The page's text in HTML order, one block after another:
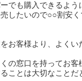
でも購入できるよう
売したいので○○割安く
お客様より、よくい
の窓口を持ってお客
ことは大切なことだ